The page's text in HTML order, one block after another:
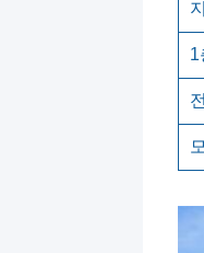
1